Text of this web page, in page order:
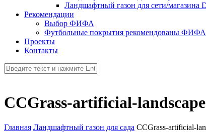
Ландшафтный газон для сети/магазина
Рекомендации
Выбор ФИФА
Футбольные покрытия рекомендованы ФИФА
Проекты
Контакты
CCGrass-artificial-
Главная Ландшафтный газон для сада CCGrass-artificial-